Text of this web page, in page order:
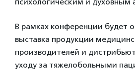
В рамках конференции будет
выставка продукции
производителей и
уходу за тяжелобольными